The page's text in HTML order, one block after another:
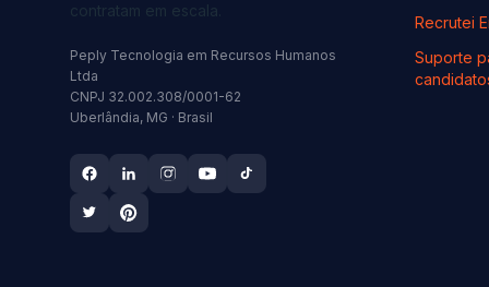
contratam em escala.
Peply Tecnologia em Recursos Humanos
Ltda
CNPJ 32.002.308/0001-62
Uberlândia, MG · Brasil
Recrutei
Suporte